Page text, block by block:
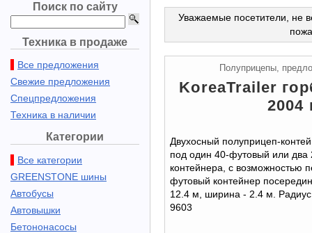
Поиск по сайту
Техника в продаже
Все предложения
Свежие предложения
Спецпредложения
Техника в наличии
Категории
Все категории
GREENSTONE шины
Автобусы
Автовышки
Бетононасосы
Уважаемые посетители, не
Полуприцепы,
KoreaTrailer
2004
Двухосный полуприцеп-
под один 40-футовый или два
контейнера, с возможностью
футовый контейнер
12.4 м, ширина - 2.4 м.
9603